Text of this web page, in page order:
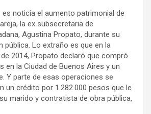
es noticia el aumento patrimonial de
la ex subsecretaria de
Agustina Propato, durante su
pública. Lo extraño es que en la
2014, Propato declaró que compró
en la Ciudad de Buenos Aires y un
Y parte de esas operaciones se
un crédito por 1.282.000 pesos que le
marido y contratista de obra pública,